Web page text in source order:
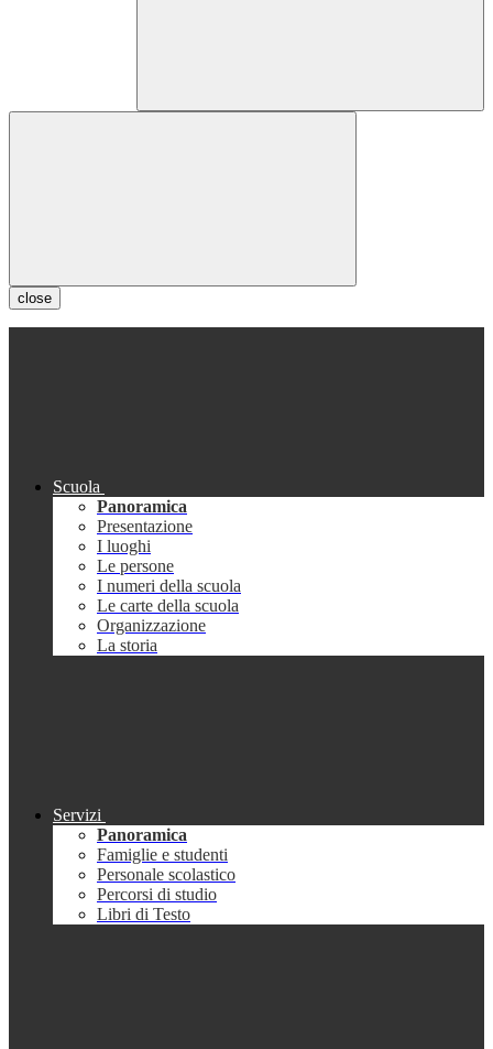
close
Scuola
Panoramica
Presentazione
I luoghi
Le persone
I numeri della scuola
Le carte della scuola
Organizzazione
La storia
Servizi
Panoramica
Famiglie e studenti
Personale scolastico
Percorsi di studio
Libri di Testo